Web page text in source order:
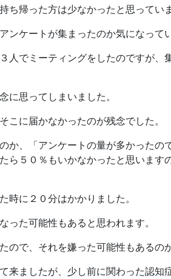
ち帰った方は少なかったと思っていま
ンケートが集まったのか気になって
人でミーティングをしたのですが、
に思ってしまいました。
こに届かなかったのが残念でした。
か、「アンケートの量が多かったの
ら５０％もいかなかったと思います
時に２０分はかかりました。
った可能性もあると思われます。
ので、それを嫌った可能性もあるの
来ましたが、少し前に関わった認知